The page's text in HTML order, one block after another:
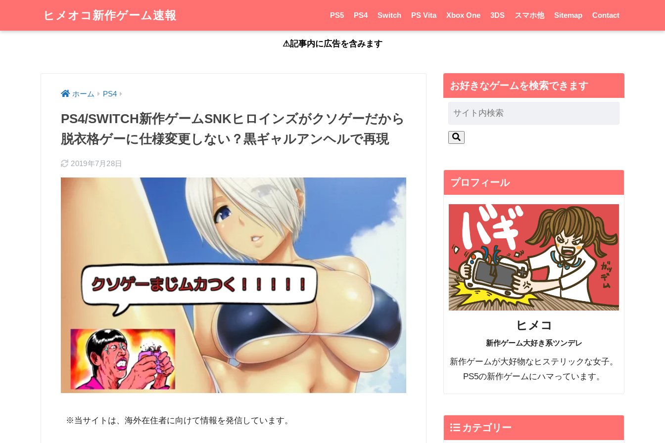
ヒメオコ新作ゲーム速報 PS5 PS4 Switch PS Vita Xbox One 3DS スマホ他 Sitemap Contact
⚠︎記事内に広告を含みます
ホーム PS4
PS4/SWITCH新作ゲームSNKヒロインズがクソゲーだから
脱衣格ゲーに仕様変更しない？黒ギャルアンヘルで再現
2019年7月28日
※当サイトは、海外在住者に向けて情報を発信しています。
お好きなゲームを検索できます
プロフィール
ヒメコ
新作ゲーム大好き系ツンデレ
新作ゲームが大好物なヒステリックな女子。
PS5の新作ゲームにハマっています。
カテゴリー